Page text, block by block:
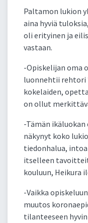
Paltamon lukion
aina hyviä
oli erityinen ja
vastaan.
-Opiskelijan oma
luonnehtii rehtori
kokelaiden,
on ollut
-Tämän
näkynyt koko
tiedonhalua,
itselleen
kouluun, Heikura
-Vaikka
muutos
tilanteeseen